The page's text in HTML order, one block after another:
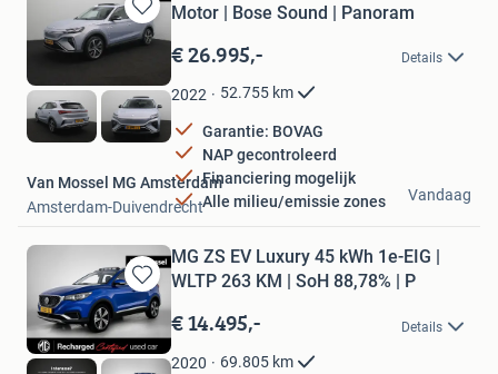
Bewaren
in
Favorieten
Motor | Bose Sound | Panoram
€ 26.995,- Details
2022 52.755 km
Garantie: BOVAG
NAP gecontroleerd
Financiering mogelijk
Alle milieu/emissie zones
Van Mossel MG Amsterdam
Amsterdam-Duivendrecht
Vandaag
Bewaren
in
Mijn
Favorieten
MG ZS EV Luxury 45 kWh 1e-EIG |
WLTP 263 KM | SoH 88,78% | P
€ 14.495,- Details
2020 69.805 km